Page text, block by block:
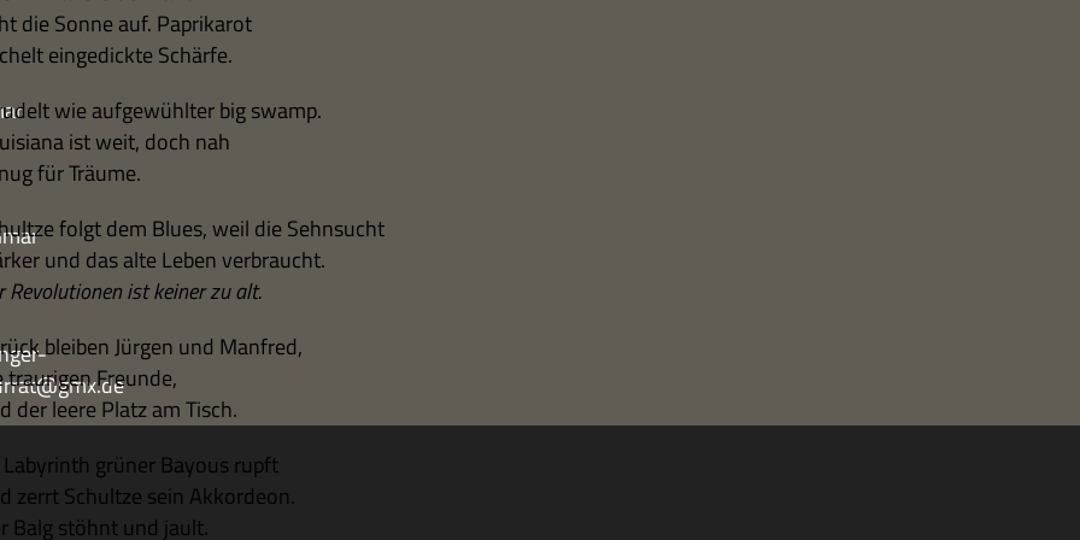
die Sonne auf. Paprikarot
ein­ge­dickte Schärfe.
wie auf­ge­wühl­ter big swamp.
ist weit, doch nah
für Träume.
folgt dem Blues, weil die Sehnsucht
und das alte Leben verbraucht.
Revo­lu­tio­nen ist kei­ner zu alt.
blei­ben Jür­gen und Manfred,
trau­ri­gen Freunde,
der leere Platz am Tisch.
Laby­rinth grü­ner Bayous rupft
zerrt Schultze sein Akkordeon.
Balg stöhnt und jault.